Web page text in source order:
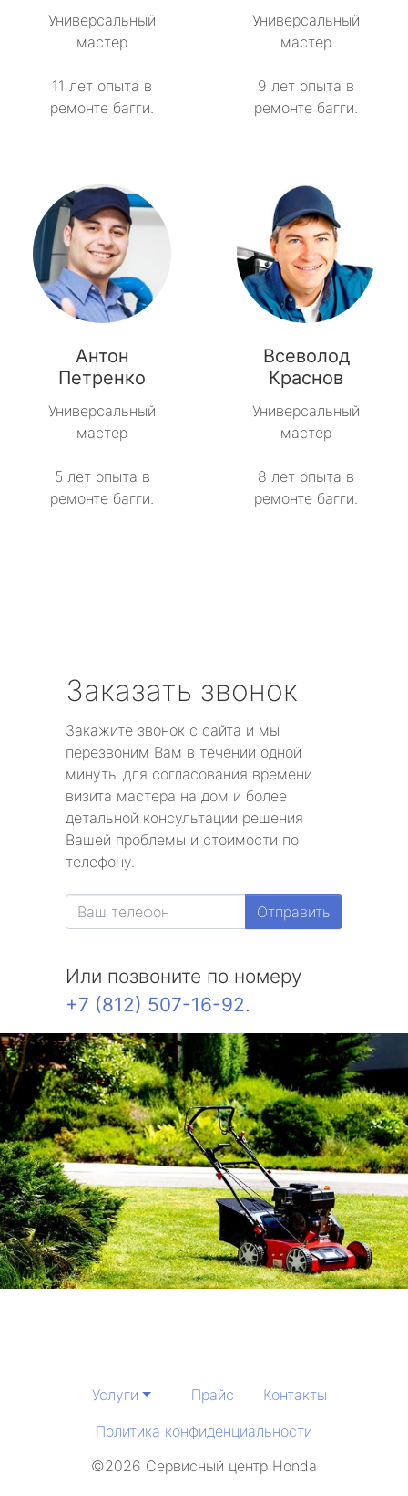
Универсальный
мастер
11 лет опыта в
ремонте багги.
Универсальный
мастер
9 лет опыта в
ремонте багги.
Антон
Петренко
Универсальный
мастер
5 лет опыта в
ремонте багги.
Всеволод
Краснов
Универсальный
мастер
8 лет опыта в
ремонте багги.
Заказать звонок
Закажите звонок с сайта и мы
перезвоним Вам в течении одной
минуты для согласования времени
визита мастера на дом и более
детальной консультации решения
Вашей проблемы и стоимости по
телефону.
Отправить
Или позвоните по номеру
+7 (812) 507-16-92.
Услуги Прайс
Контакты
Политика конфиденциальности
©2026 Сервисный центр Honda